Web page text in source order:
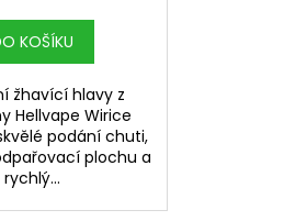
KOŠÍKU
žhavící hlavy z
Hellvape Wirice
podání chuti,
plochu a
rychlý...